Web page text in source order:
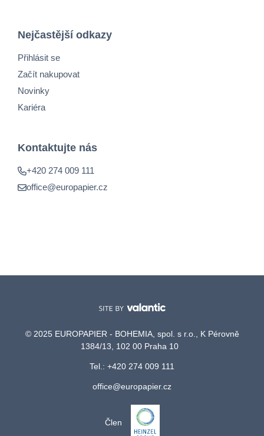
Nejčastější odkazy
Přihlásit se
Začít nakupovat
Novinky
Kariéra
Kontaktujte nás
+420 274 009 111
office@europapier.cz
© 2025 EUROPAPIER - BOHEMIA, spol. s r.o., K Pérovně
1384/13, 102 00 Praha 10
Tel.: +420 274 009 111
office@europapier.cz
Člen